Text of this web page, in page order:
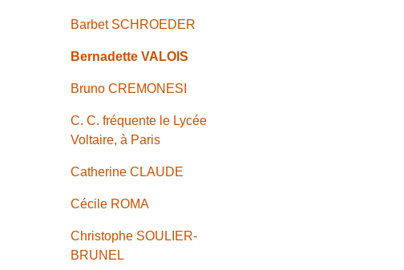
Barbet SCHROEDER
Bernadette VALOIS
Bruno CREMONESI
C. C. fréquente le Lycée
Voltaire, à Paris
Catherine CLAUDE
Cécile ROMA
Christophe SOULIER-
BRUNEL